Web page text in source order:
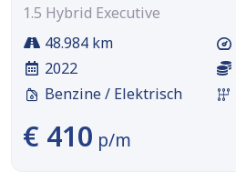
1.5 Hybrid Executive
48.984 km
2022
Benzine / Elektrisch
€ 410 p/m